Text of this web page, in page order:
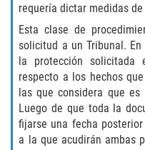
Intento
requería dictar medidas
Esta clase de
solicitud a un Tribunal.
la protección solicitada
respecto a los hechos
las que considera que es
Luego de que toda la
fijarse una fecha
a la que acudirán ambas